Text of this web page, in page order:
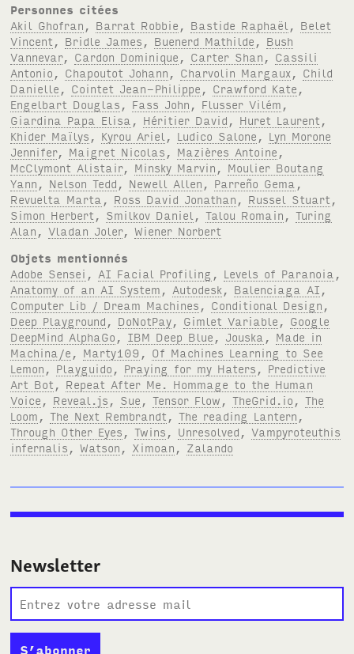
Personnes citées
Akil Ghofran
Barrat Robbie Bastide Raphaël
Belet
Vincent
Bridle James Buenerd Mathilde
Bush
Vannevar, Cardon Dominique Carter Shan
Cassili
Antonio
Chapoutot Johann Charvolin Margaux
Child
Danielle
Cointet Jean-Philippe Crawford Kate
Engelbart Douglas
Fass John Flusser Vilém
Giardina Papa Elisa
Héritier David Huret Laurent
Khider Maïlys
Kyrou Ariel Ludico Salone
Lyn Morone
Jennifer, Maigret Nicolas Mazières Antoine
McClymont Alistair, Minsky Marvin
Moulier Boutang
Yann
Nelson Tedd Newell Allen Parreño Gema
Revuelta Marta
Ross David Jonathan Russel Stuart
Simon Herbert
Smilkov Daniel ,Talou Romain ,Turing
Alan ,Vladan Joler,Wiener Norbert
Objets mentionnés
Adobe Sensei
AI Facial Profiling Levels of Paranoia
Anatomy of an AI System
Autodesk Balenciaga AI
Computer Lib / Dream Machines
Conditional Design
Deep Playground
DoNotPay Gimlet Variable
Google
DeepMind AlphaGo
IBM Deep Blue Jouska
Made in
Machina/e
Marty109
Of Machines Learning to See
Lemon
Playguido Praying for my Haters
Predictive
Art Bot
Repeat After Me. Hommage to the Human
Voice
Reveal.js Sue ,Tensor Flow ,TheGrid.io ,The
Loom ,The Next Rembrandt ,The reading Lantern
Through Other Eyes ,Twins Unresolved ,Vampyroteuthis
infernalis ,Watson Ximoan Zalando
Newsletter